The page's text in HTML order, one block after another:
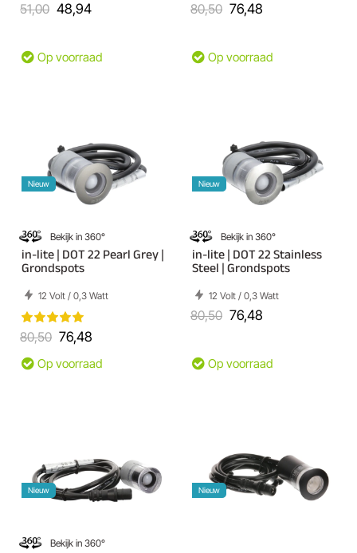
51,00 48,94
Op voorraad
80,50 76,48
Op voorraad
Bekijk in 360°
Nieuw
in-lite | DOT 22 Pearl Grey |
Grondspots
12 Volt / 0,3 Watt
80,50 76,48
Op voorraad
Bekijk in 360°
Nieuw
in-lite | DOT 22 Stainless
Steel | Grondspots
12 Volt / 0,3 Watt
80,50 76,48
Op voorraad
Bekijk in 360°
Nieuw Nieuw